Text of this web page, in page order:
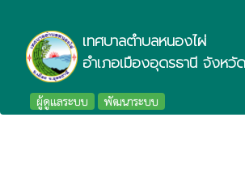
เทศบาลตำบลหนองไผ่
อำเภอเมืองอุดรธานี จังหวั
ผู้ดูแลระบบ พัฒนาระบบ